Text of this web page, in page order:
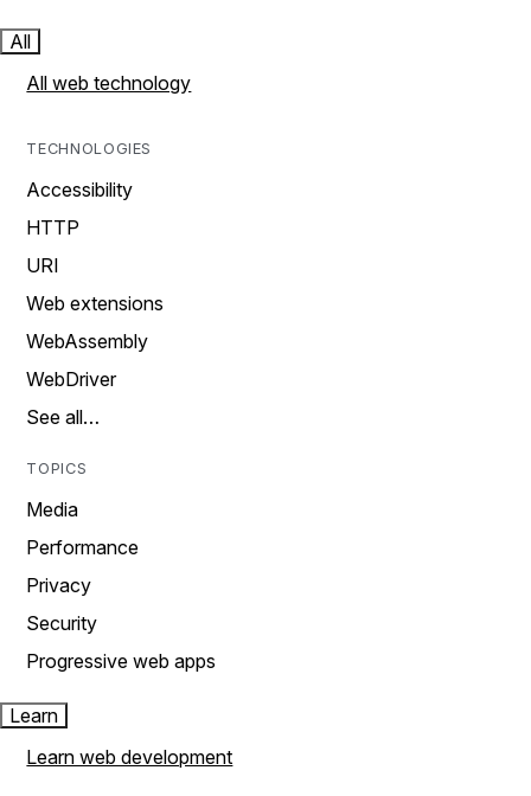
All
All web technology
TECHNOLOGIES
Accessibility
HTTP
URI
Web extensions
WebAssembly
WebDriver
See all…
TOPICS
Media
Performance
Privacy
Security
Progressive web apps
Learn
Learn web development